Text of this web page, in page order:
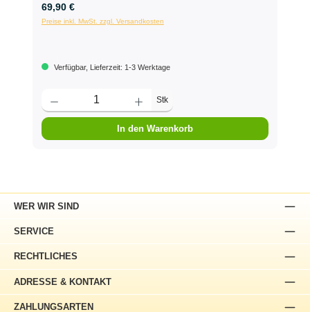
69,90 €
Preise inkl. MwSt. zzgl. Versandkosten
Verfügbar, Lieferzeit: 1-3 Werktage
Stk
In den Warenkorb
ADRESSE & KONTAKT
WER WIR SIND
SERVICE
RECHTLICHES
ZAHLUNGSARTEN